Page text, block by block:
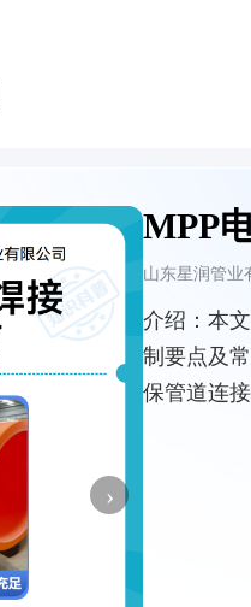
›
MPP
山东星润管业
介绍： 本
制要点及
保管道连接